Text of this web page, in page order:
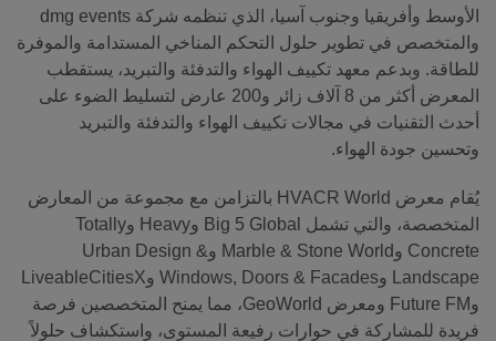
الأوسط وأفريقيا وجنوب آسيا، الذي تنظمه شركة dmg events
والمتخصص في تطوير حلول التحكم المناخي المستدامة والموفرة
للطاقة. وبدعم معهد تكييف الهواء والتدفئة والتبريد، يستقطب
المعرض أكثر من 8 آلاف زائر و200 عارض لتسليط الضوء على
أحدث التقنيات في مجالات تكييف الهواء والتدفئة والتبريد
وتحسين جودة الهواء.
يُقام معرض HVACR World بالتزامن مع مجموعة من المعارض
المتخصصة، والتي تشمل Big 5 Global وHeavy وTotally
Concrete وMarble & Stone World وUrban Design &
Landscape وWindows, Doors & Facades وLiveableCitiesX
وFuture FM ومعرض GeoWorld، مما يمنح المتخصصين فرصة
فريدة للمشاركة في حوارات رفيعة المستوى، واستكشاف حلولاً